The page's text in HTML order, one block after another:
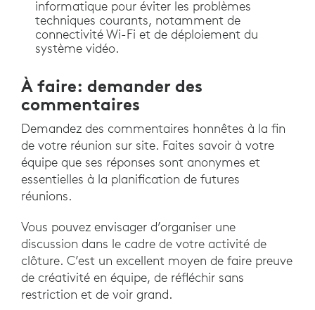
informatique pour éviter les problèmes
techniques courants, notamment de
connectivité Wi-Fi et de déploiement du
système vidéo.
À faire: demander des
commentaires
Demandez des commentaires honnêtes à la fin
de votre réunion sur site. Faites savoir à votre
équipe que ses réponses sont anonymes et
essentielles à la planification de futures
réunions.
Vous pouvez envisager d’organiser une
discussion dans le cadre de votre activité de
clôture. C’est un excellent moyen de faire preuve
de créativité en équipe, de réfléchir sans
restriction et de voir grand.